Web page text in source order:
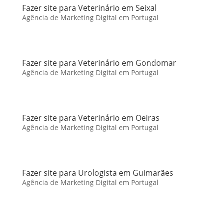
Fazer site para Veterinário em Seixal
Agência de Marketing Digital em Portugal
Fazer site para Veterinário em Gondomar
Agência de Marketing Digital em Portugal
Fazer site para Veterinário em Oeiras
Agência de Marketing Digital em Portugal
Fazer site para Urologista em Guimarães
Agência de Marketing Digital em Portugal